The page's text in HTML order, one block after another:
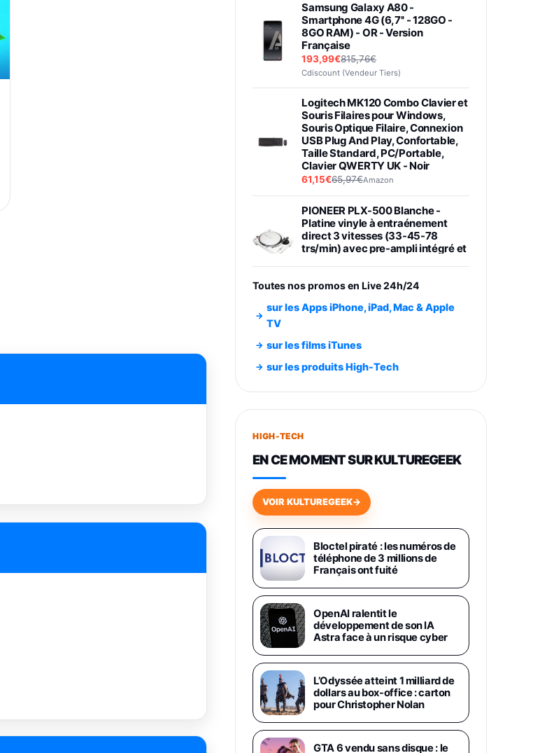
Samsung Galaxy A80 -
Smartphone 4G (6,7'' - 128GO -
8GO RAM) - OR - Version
Française
193,99€815,76€
Cdiscount (Vendeur Tiers)
Logitech MK120 Combo Clavier et
Souris Filaires pour Windows,
Souris Optique Filaire, Connexion
USB Plug And Play, Confortable,
Taille Standard, PC/Portable,
Clavier QWERTY UK - Noir
61,15€65,97€Amazon
PIONEER PLX-500 Blanche -
Platine vinyle à entraénement
direct 3 vitesses (33-45-78
trs/min) avec pre-ampli intégré et
Smartphone SAMSUNG Galaxy
Smartphone SAMSUNG Galaxy
S26+ Violet 256Go
749,99€1240,43€Fnac (Vendeur Tiers)
648,63€
Smartphone Android 5G avec
Galaxy AI, 512 Go, Chargeur
Secteur Rapide 25W Inclus,
Smartphone déverrouillé, Noir,
Version FR
1019€1399€Fnac (Vendeur Tiers)
Galaxy S26 Ultra 512 Go Bleu
1019€ 1399€Fnac (Vendeur Tiers)
Galaxy S26 Ultra 256 Go Violet
892€1199€
Philips SHK2000BL - Casque
Enfant - Bleu & Répartiteur Audio
5 Casques, Blanc
24,94€ 29,96€Fnac (Vendeur Tiers)
Toutes nos promos en Live 24h/24
sur les Apps iPhone, iPad, Mac & Apple
TV
sur les films iTunes
sur les produits High-Tech
HIGH-TECH
EN CE MOMENT SUR KULTUREGEEK
VOIR KULTUREGEEK→
Bloctel piraté : les numéros de
téléphone de 3 millions de
Français ont fuité
OpenAI ralentit le
développement de son IA
Astra face à un risque cyber
L’Odyssée atteint 1 milliard de
dollars au box-office : carton
pour Christopher Nolan
GTA 6 vendu sans disque : le